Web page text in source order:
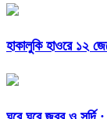
হাকালুকি হাওরে ১২